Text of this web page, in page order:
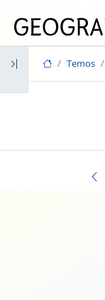
Temos